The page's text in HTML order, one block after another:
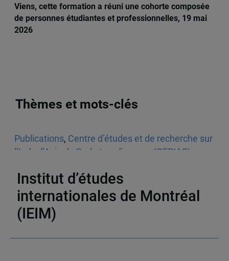
Viens, cette formation a réuni une cohorte composée
de personnes étudiantes et professionnelles, 19 mai
2026
Thèmes et mots-clés
Publications, Centre d’études et de recherche sur
l’Inde, l’Asie du Sud et sa diaspora (CERIAS)
Institut d’études
internationales de Montréal
(IEIM)